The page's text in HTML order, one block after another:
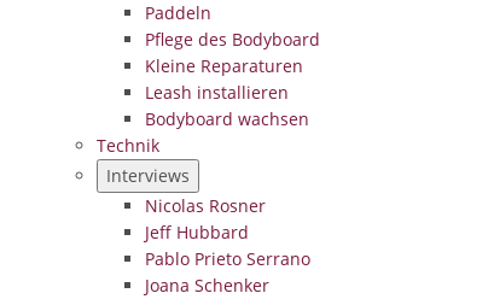
Paddeln
Pflege des Bodyboard
Kleine Reparaturen
Leash installieren
Bodyboard wachsen
Technik
Interviews
Nicolas Rosner
Jeff Hubbard
Pablo Prieto Serrano
Joana Schenker